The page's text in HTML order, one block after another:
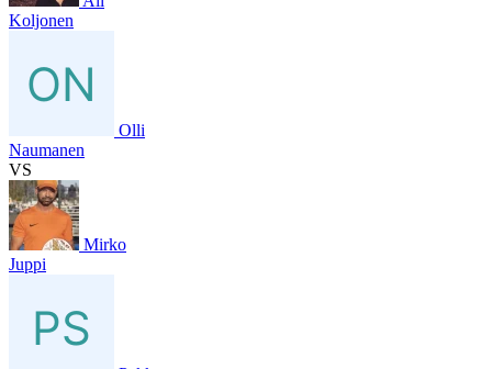
Koljonen
Olli
Naumanen
VS
Mirko
Juppi